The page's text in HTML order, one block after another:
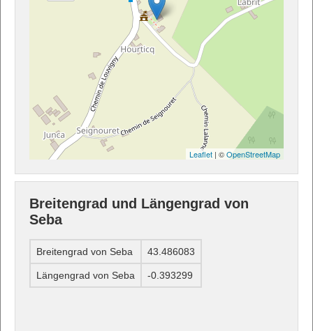
Leaflet | ©OpenStreetMap
Breitengrad und Längengrad von
Seba
Breitengrad von Seba 43.486083
Längengrad von Seba -0.393299